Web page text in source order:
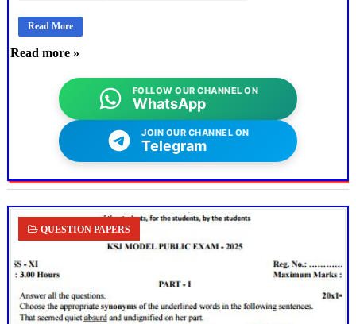
Read More
Read more »
FOLLOW OUR CHANNEL ON
WhatsApp
JOIN OUR CHANNEL ON
Telegram
QUESTION PAPERS